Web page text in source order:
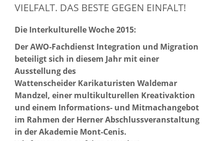
VIELFALT. DAS BESTE GEGEN EINFALT!
Die Interkulturelle Woche 2015:
Der AWO-Fachdienst Integration und Migration
beteiligt sich in diesem Jahr mit einer
Ausstellung des
Wattenscheider Karikaturisten Waldemar
Mandzel, einer multikulturellen Kreativaktion
und einem Informations- und Mitmachangebot
im Rahmen der Herner Abschlussveranstaltung
in der Akademie Mont-Cenis.